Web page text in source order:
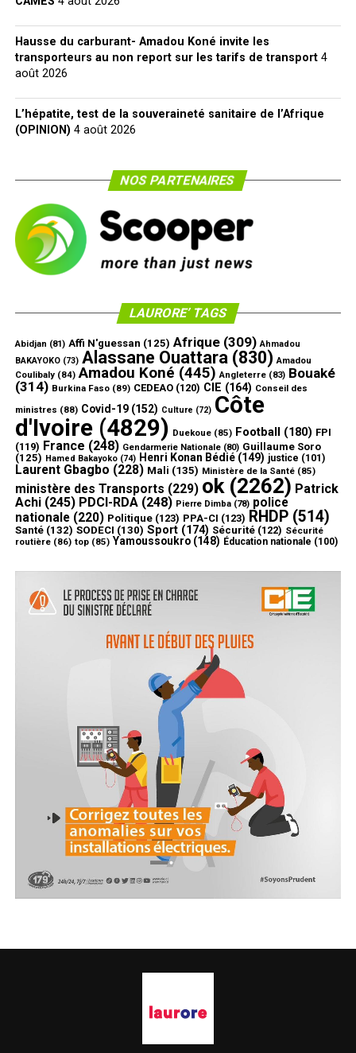
Hausse du carburant- Amadou Koné invite les
transporteurs au non report sur les tarifs de transport 4
août 2026
L’hépatite, test de la souveraineté sanitaire de l’Afrique
(OPINION) 4 août 2026
NOS PARTENAIRES
LAURORE’ TAGS
Abidjan (81) Affi N'guessan (125) Afrique(309) Ahmadou
BAKAYOKO(73) Alassane Ouattara (830) Amadou
Coulibaly(84) Amadou Koné (445) Angleterre(83) Bouaké
(314) Burkina Faso(89) CEDEAO(120) CIE (164) Conseil des
ministres (88) Covid-19(152) Culture (72) Côte
d'Ivoire(4829) Duekoue(85) Football (180) FPI
(119) France (248) Gendarmerie Nationale(80) Guillaume Soro
(125) Hamed Bakayoko(74) Henri Konan Bédié(149) justice (101)
Laurent Gbagbo (228) Mali (135) Ministère de la Santé(85)
ministère des Transports (229) ok(2262) Patrick
Achi(245) PDCI-RDA(248) Pierre Dimba(78) police
nationale(220) Politique(123) PPA-CI (123) RHDP(514)
Santé(132) SODECI (130) Sport(174) Sécurité(122) Sécurité
routière(86) top(85) Yamoussoukro(148) Éducation nationale (100)